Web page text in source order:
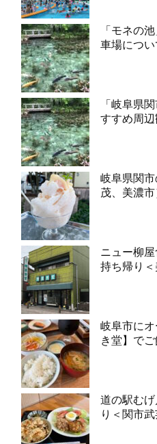
「モネの
車場につ
「岐阜県
すすめ周
岐阜県関
茂、美濃市
ニュー柳
持ち帰り＜
岐阜市に
き堂】で
道の駅むげ
り＜関市